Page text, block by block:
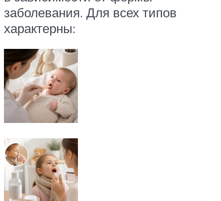
заболевания. Для всех типов
характерны: